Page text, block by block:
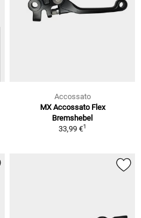
Accossato
MX Accossato Flex
Bremshebel
33,99 €1